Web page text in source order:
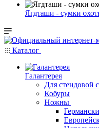
Ягдташи - сумки
Каталог
Галантерея
Для стендовой
Кобуры
Ножны